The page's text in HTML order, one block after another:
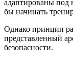
адаптированы под
бы начинать
Однако принцип
представленный
безопасности.